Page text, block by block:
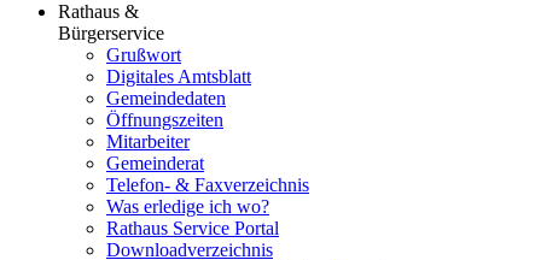
Rathaus &
Bürgerservice
Grußwort
Digitales Amtsblatt
Gemeindedaten
Öffnungszeiten
Mitarbeiter
Gemeinderat
Telefon- & Faxverzeichnis
Was erledige ich wo?
Rathaus Service Portal
Downloadverzeichnis